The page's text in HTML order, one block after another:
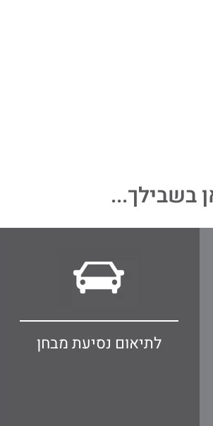
בשבילך...
לתיאום נסיעת מבחן